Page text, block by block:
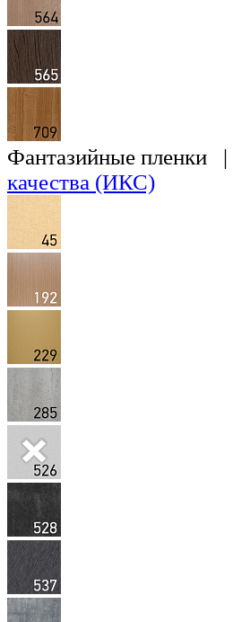
Фантазийные пленки |
качества (ИКС)